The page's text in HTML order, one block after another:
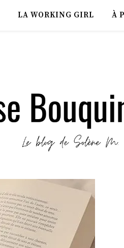
LA WORKING GIRL À